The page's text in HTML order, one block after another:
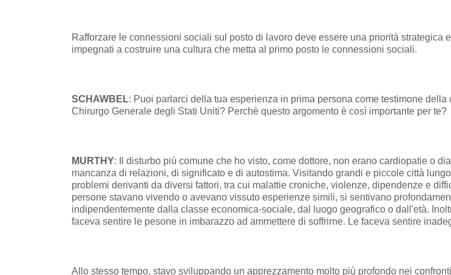
Rafforzare le connessioni sociali sul posto di lavoro deve essere una priorità
impegnati a costruire una cultura che metta al primo posto le connessioni sociali.
SCHAWBEL: Puoi parlarci della tua esperienza in prima persona come testimone
Chirurgo Generale degli Stati Uniti? Perchè questo argomento è così importante per te?
MURTHY: Il disturbo più comune che ho visto, come dottore, non erano cardiopatie o
mancanza di relazioni, di significato e di autostima. Visitando grandi e piccole città
problemi derivanti da diversi fattori, tra cui malattie croniche, violenze, dipendenze e
persone stavano vivendo o avevano vissuto esperienze simili, si sentivano
indipendentemente dalla classe economica-sociale, dal luogo geografico o dall'età.
faceva sentire le pesone in imbarazzo ad ammettere di soffrirne. Le faceva sentire
Allo stesso tempo, stavo sviluppando un apprezzamento molto più profondo nei